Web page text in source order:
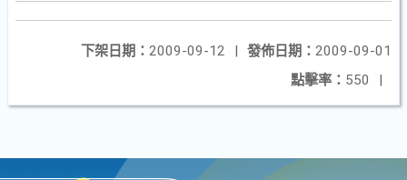
發佈日期： 2009-09-01
下架日期： 2009-09-12
|
點擊率： 550 |